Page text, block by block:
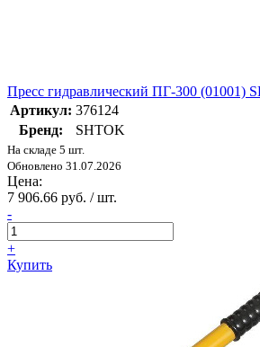
Пресс гидравлический ПГ-300 (01001)
Артикул: 376124
Бренд:
SHTOK
На складе 5 шт.
Обновлено 31.07.2026
Цена:
7 906.66 руб. / шт.
-
+
Купить